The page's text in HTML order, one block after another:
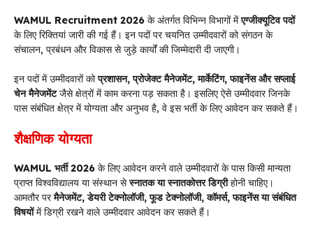
WAMUL Recruitment 2026 के अंतर्गत विभिन्न विभागों मेंएग्जीक्यूटिव पदों
के लिए रिक्तियां जारी की गई हैं। इन पदों पर चयनित उम्मीदवारों को संगठन के
संचालन, प्रबंधन और विकास से जुड़े कार्यों की जिम्मेदारी दी जाएगी।
इन पदों में उम्मीदवारों कोप्रशासन, प्रोजेक्ट मैनेजमेंट, मार्केटिंग, फाइनेंस और सप्लाई
चेन मैनेजमेंटजैसे क्षेत्रों में काम करना पड़ सकता है। इसलिए ऐसे उम्मीदवार जिनके
पास संबंधित क्षेत्र में योग्यता और अनुभव है, वे इस भर्ती के लिए आवेदन कर सकते हैं।
शैक्षणिक योग्यता
WAMUL भर्ती 2026 के लिए आवेदन करने वाले उम्मीदवारों के पास किसी मान्यता
प्राप्त विश्वविद्यालय या संस्थान सेस्नातक या स्नातकोत्तर डिग्रीहोनी चाहिए।
आमतौर परमैनेजमेंट, डेयरी टेक्नोलॉजी, फूड टेक्नोलॉजी, कॉमर्स, फाइनेंस या संबंधित
विषयोंमें डिग्री रखने वाले उम्मीदवार आवेदन कर सकते हैं।